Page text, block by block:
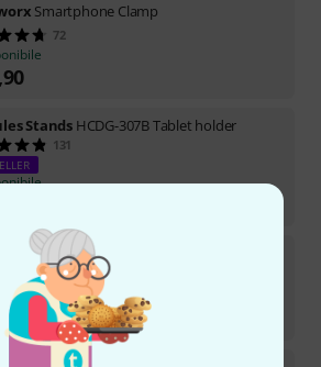
Smartphone Clamp
72
Stands HCDG-307B Tablet holder
131
Magnetic Digital Set
3